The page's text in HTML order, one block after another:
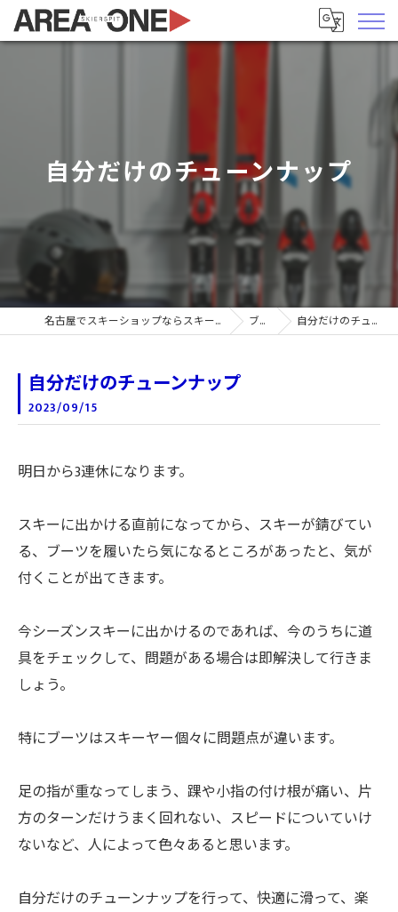
自分だけのチューンナップ
名古屋でスキーショップならスキーヤーズピットエリア1 ブログ 自分だけのチューンナップ
自分だけのチューンナップ
2023/09/15
明日から3連休になります。
スキーに出かける直前になってから、スキーが錆びてい
る、ブーツを履いたら気になるところがあったと、気が
付くことが出てきます。
今シーズンスキーに出かけるのであれば、今のうちに道
具をチェックして、問題がある場合は即解決して行きま
しょう。
特にブーツはスキーヤー個々に問題点が違います。
足の指が重なってしまう、踝や小指の付け根が痛い、片
方のターンだけうまく回れない、スピードについていけ
ないなど、人によって色々あると思います。
自分だけのチューンナップを行って、快適に滑って、楽